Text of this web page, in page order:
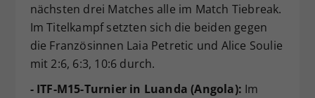
nächsten drei Matches alle im Match Tiebreak.
Im Titelkampf setzten sich die beiden gegen
die Französinnen Laia Petretic und Alice Soulie
mit 2:6, 6:3, 10:6 durch.
- ITF-M15-Turnier in Luanda (Angola): Im